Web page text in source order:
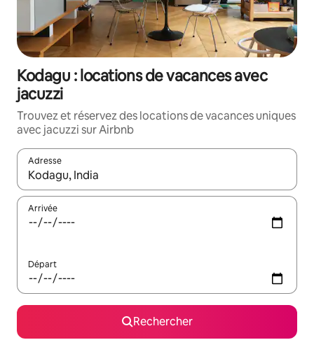
Kodagu : locations de vacances avec
jacuzzi
Trouvez et réservez des locations de vacances uniques
avec jacuzzi sur Airbnb
Adresse
Lorsque les résultats s'affichent, utilisez les flèches vers le
Arrivée
Départ
Rechercher